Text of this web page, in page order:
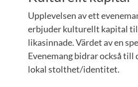
Upplevelsen av ett
erbjuder kulturellt kapital till
likasinnade. Värdet av en
Evenemang bidrar också till
lokal stolthet/identitet.